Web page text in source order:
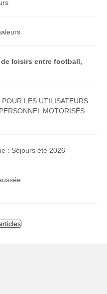
loisirs entre football,
LES UTILISATEURS
MOTORISÉS
: Séjours été 2026